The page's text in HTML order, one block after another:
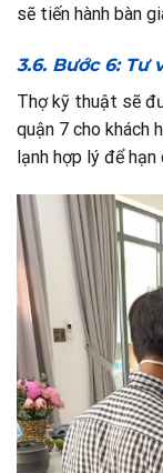
sẽ tiến hành bàn
3.6. Bước 6:
Thợ kỹ thuật sẽ
quận 7 cho khách
lạnh hợp lý để hạn